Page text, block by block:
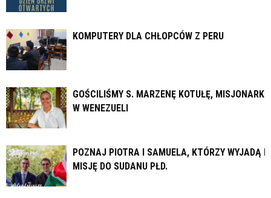
KOMPUTERY DLA CHŁOPCÓW Z PERU
GOŚCILIŚMY S. MARZENĘ KOTUŁĘ, MISJONARKĘ
W WENEZUELI
POZNAJ PIOTRA I SAMUELA, KTÓRZY WYJADĄ
MISJĘ DO SUDANU PŁD.